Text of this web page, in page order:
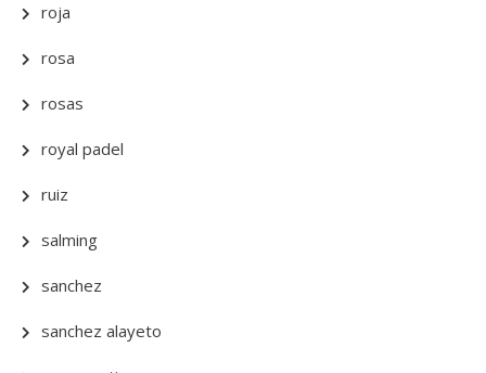
roja
rosa
rosas
royal padel
ruiz
salming
sanchez
sanchez alayeto